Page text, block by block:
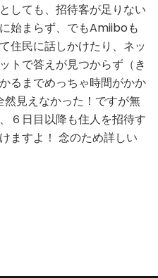
び
方
しても、招待客が足りない
始まらず、でもAmiiboも
住民に話しかけたり、ネッ
トで答えが見つからず（き
るまでめっちゃ時間がかか
然見えなかった！ですが無
６日目以降も住人を招待す
ますよ！ 念のため詳しい